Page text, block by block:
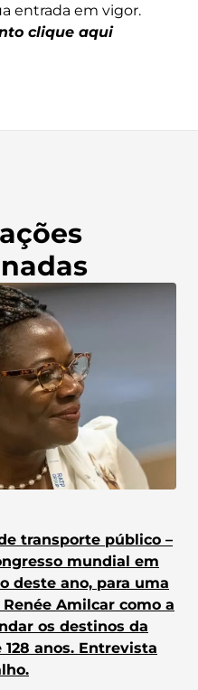
entrada em vigor.
clique aqui
transporte público –
mundial em
deste ano, para uma
Amilcar como a
os destinos da
anos. Entrevista